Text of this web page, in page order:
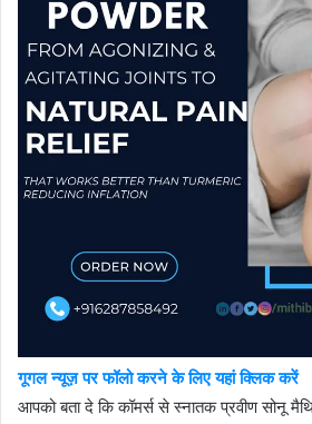
गूगल न्यूज़ पर फॉलो करने के लिए यहां क्लिक करें
आपको बता दे कि कॉमर्स से स्नातक प्रवीण सोनू